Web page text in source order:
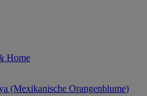
Home
(Mexikanische Orangenblume)